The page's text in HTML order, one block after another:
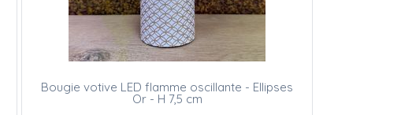
Bougie votive LED flamme oscillante - Ellipses
Or - H 7,5 cm